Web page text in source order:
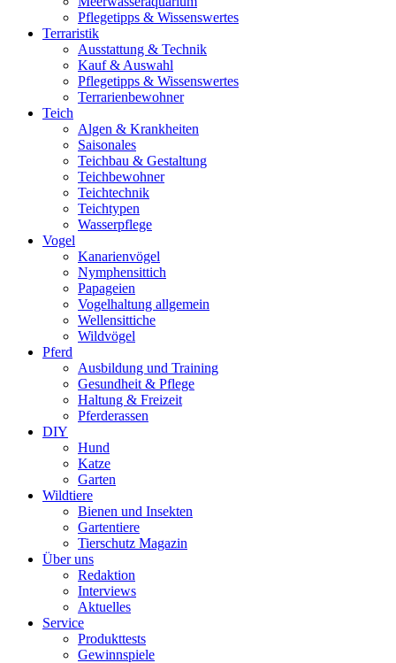
Pflegetipps & Wissenswertes
Terraristik
Ausstattung & Technik
Kauf & Auswahl
Pflegetipps & Wissenswertes
Terrarienbewohner
Teich
Algen & Krankheiten
Saisonales
Teichbau & Gestaltung
Teichbewohner
Teichtechnik
Teichtypen
Wasserpflege
Vogel
Kanarienvögel
Nymphensittich
Papageien
Vogelhaltung allgemein
Wellensittiche
Wildvögel
Pferd
Ausbildung und Training
Gesundheit & Pflege
Haltung & Freizeit
Pferderassen
DIY
Hund
Katze
Garten
Wildtiere
Bienen und Insekten
Gartentiere
Tierschutz Magazin
Über uns
Redaktion
Interviews
Aktuelles
Service
Produkttests
Gewinnspiele